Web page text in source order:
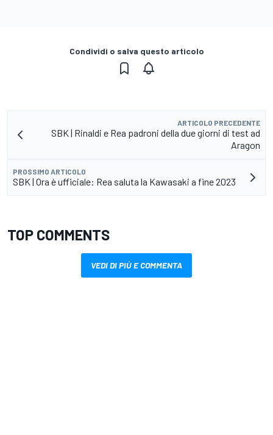
Condividi o salva questo articolo
ARTICOLO PRECEDENTE
SBK | Rinaldi e Rea padroni della due giorni di test ad
Aragon
PROSSIMO ARTICOLO
SBK | Ora è ufficiale: Rea saluta la Kawasaki a fine 2023
TOP COMMENTS
VEDI DI PIÙ E COMMENTA